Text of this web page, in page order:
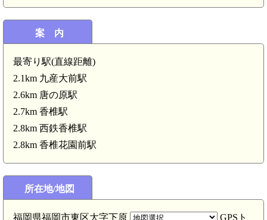
案 内
最寄り駅(直線距離)
2.1km 九産大前駅
2.6km 唐の原駅
2.7km 香椎駅
2.8km 西鉄香椎駅
2.8km 香椎花園前駅
所在地/地図
福岡県福岡市東区大字下原
GPSト